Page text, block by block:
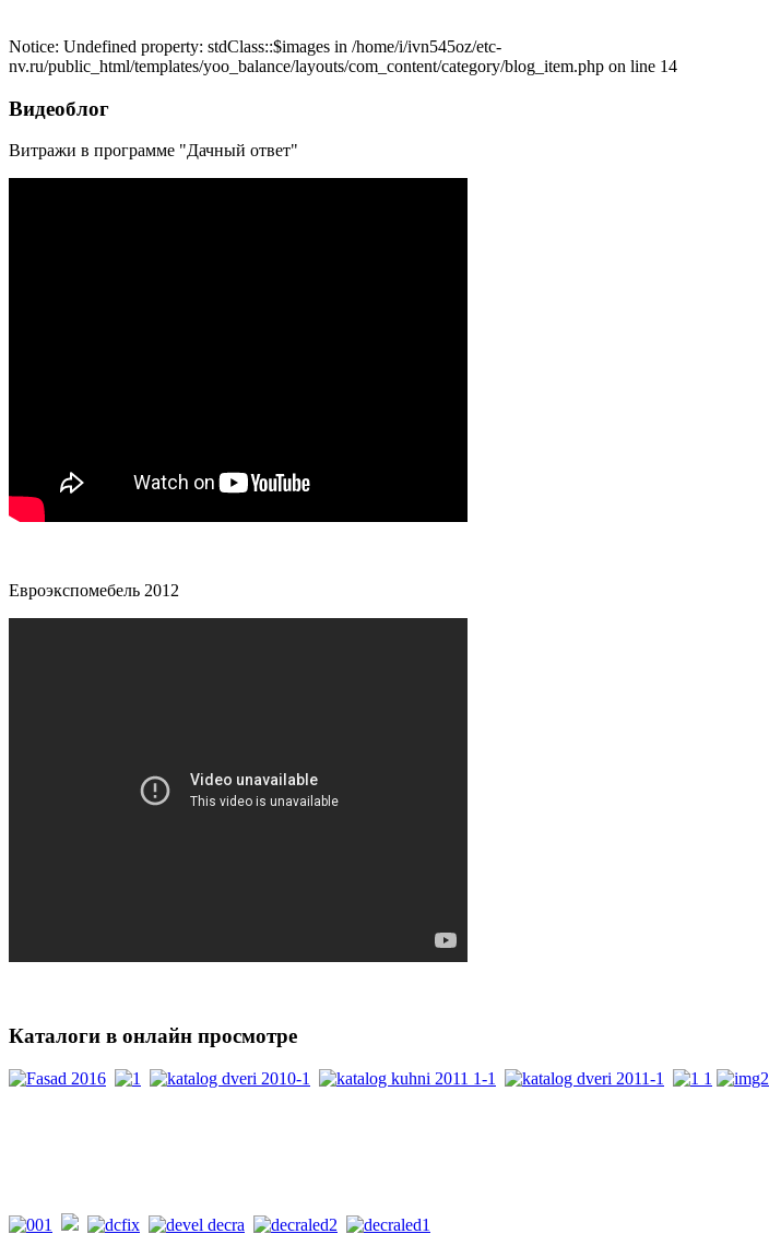
Notice: Undefined property: stdClass::$images in /home/i/ivn545oz/etc-
nv.ru/public_html/templates/yoo_balance/layouts/com_content/category/blog_item.php on line 14
Видеоблог
Витражи в программе "Дачный ответ"
Евроэкспомебель 2012
Каталоги в онлайн просмотре